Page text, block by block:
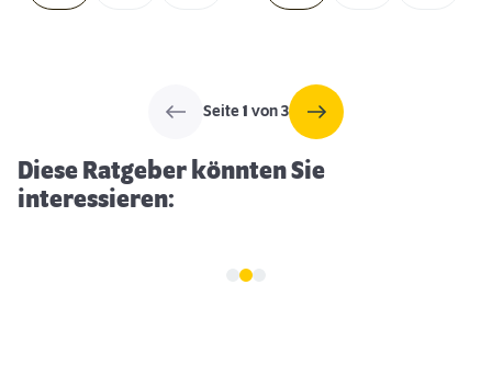
Seite1 von 3
Diese Ratgeber könnten Sie
interessieren: